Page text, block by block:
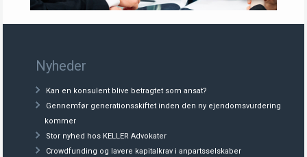
Nyheder
Kan en konsulent blive betragtet som ansat?
Gennemfør generationsskiftet inden den ny ejendomsvurdering
kommer
Stor nyhed hos KELLER Advokater
Crowdfunding og lavere kapitalkrav i anpartsselskaber